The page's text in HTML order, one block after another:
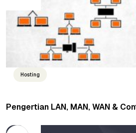
Hosting
Pengertian LAN, MAN, WAN &